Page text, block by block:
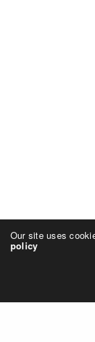
Our site uses
policy